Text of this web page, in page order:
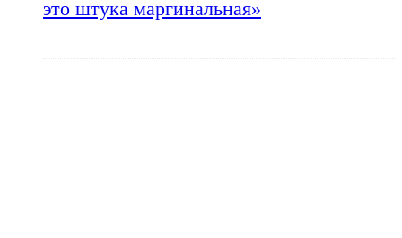
это штука маргинальная»